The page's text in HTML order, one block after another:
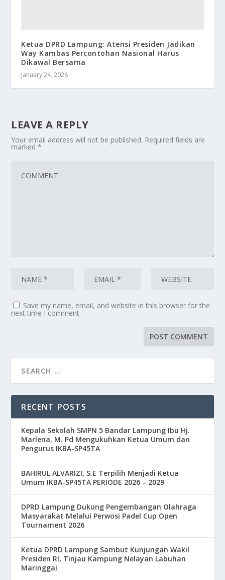
Ketua DPRD Lampung: Atensi Presiden Jadikan
Way Kambas Percontohan Nasional Harus
Dikawal Bersama
January 24, 2026
LEAVE A REPLY
Your email address will not be published. Required fields are
marked*
Save my name, email, and website in this browser for the
next time I comment.
RECENT POSTS
Kepala Sekolah SMPN 5 Bandar Lampung Ibu Hj.
Marlena, M. Pd Mengukuhkan Ketua Umum dan
Pengurus IKBA-SP45TA
BAHIRUL ALVARIZI, S.E Terpilih Menjadi Ketua
Umum IKBA-SP45TA PERIODE 2026 – 2029
DPRD Lampung Dukung Pengembangan Olahraga
Masyarakat Melalui Perwosi Padel Cup Open
Tournament 2026
Ketua DPRD Lampung Sambut Kunjungan Wakil
Presiden RI, Tinjau Kampung Nelayan Labuhan
Maringgai